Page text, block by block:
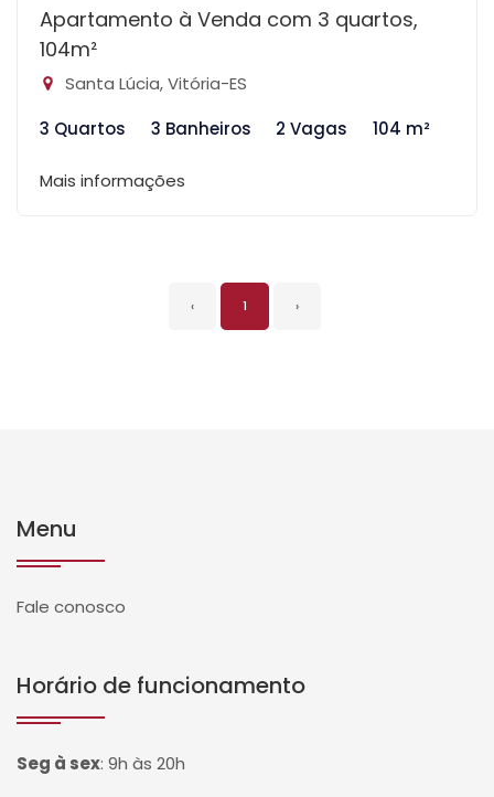
Apartamento à Venda com 3 quartos,
104m²
Santa Lúcia, Vitória-ES
3 Quartos
3 Banheiros 2 Vagas 104 m²
Mais informações
‹ 1 ›
Menu
Fale conosco
Horário de funcionamento
Seg à sex: 9h às 20h